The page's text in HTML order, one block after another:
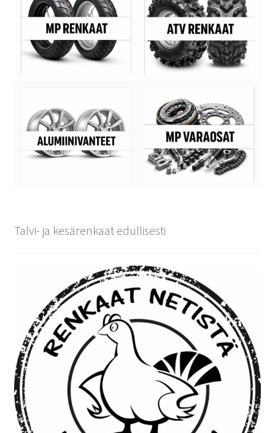
Talvi- ja kesärenkaat edullisesti